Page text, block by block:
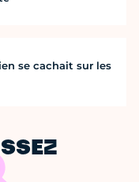
se cachait sur les